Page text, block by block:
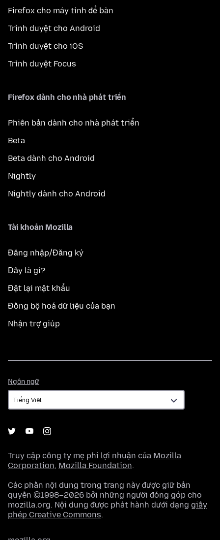
Firefox cho máy tính để bàn
Trình duyệt cho Android
Trình duyệt cho iOS
Trình duyệt Focus
Firefox dành cho nhà phát triển
Phiên bản dành cho nhà phát triển
Beta
Beta dành cho Android
Nightly
Nightly dành cho Android
Tài khoản Mozilla
Đăng nhập/Đăng ký
Đây là gì?
Đặt lại mật khẩu
Đồng bộ hoá dữ liệu của bạn
Nhận trợ giúp
Ngôn ngữ
ngữ
Truy cập công ty mẹ phi lợi nhuận của Mozilla
Corporation, Mozilla Foundation.
Các phần nội dung trong trang này được giữ bản
quyền ©1998–2026 bởi những người đóng góp cho
mozilla.org. Nội dung được phát hành dưới dạng giấy
phép Creative Commons.